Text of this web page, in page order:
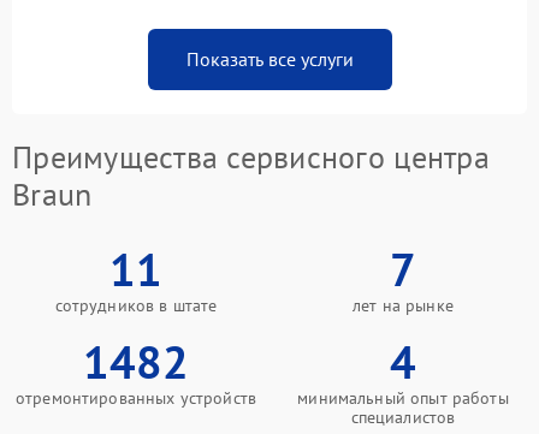
Показать все услуги
Преимущества сервисного центра
Braun
11
сотрудников в штате
7
лет на рынке
1482
отремонтированных устройств
4
минимальный опыт работы
специалистов